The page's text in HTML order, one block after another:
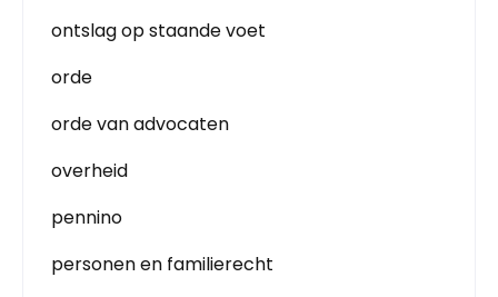
ontslag op staande voet
orde
orde van advocaten
overheid
pennino
personen en familierecht